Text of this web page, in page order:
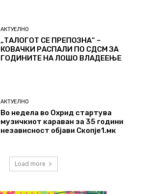
АКТУЕЛНО
„ТАЛОГОТ СЕ ПРЕПОЗНА“ –
КОВАЧКИ РАСПАЛИ ПО СДСМ ЗА
ГОДИНИТЕ НА ЛОШО ВЛАДЕЕЊЕ
АКТУЕЛНО
Во недела во Охрид стартува
музичкиот караван за 35 години
независност објави Скопје1.мк
Load more